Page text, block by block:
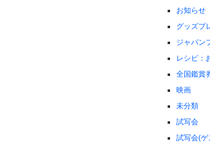
お知らせ
グッズプ
ジャパン
レシピ：
全国鑑賞
映画
未分類
試写会
試写会(